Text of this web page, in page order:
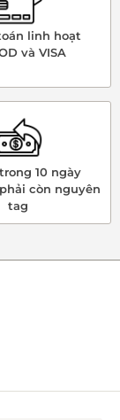
linh hoạt
và VISA
10 ngày
còn nguyên
tag